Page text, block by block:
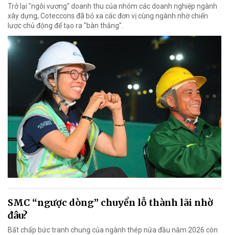
Trở lại "ngôi vương" doanh thu của nhóm các doanh nghiệp ngành
xây dựng, Coteccons đã bỏ xa các đơn vị cùng ngành nhờ chiến
lược chủ động để tạo ra "bàn thắng".
SMC “ngược dòng” chuyển lỗ thành lãi nhờ
đâu?
Bất chấp bức tranh chung của ngành thép nửa đầu năm 2026 còn